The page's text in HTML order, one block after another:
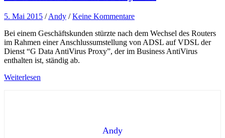
5. Mai 2015 /Andy /Keine Kommentare
Bei einem Geschäftskunden stürzte nach dem Wechsel des Routers
im Rahmen einer Anschlussumstellung von ADSL auf VDSL der
Dienst “G Data AntiVirus Proxy”, der im Business AntiVirus
enthalten ist, ständig ab.
Weiterlesen
Andy